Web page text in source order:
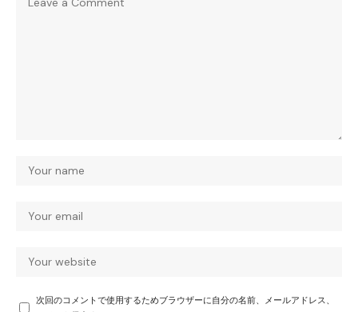
次回のコメントで使用するためブラウザーに自分の名前、メールアドレス、